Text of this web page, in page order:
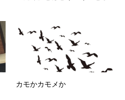
カモかカモメか